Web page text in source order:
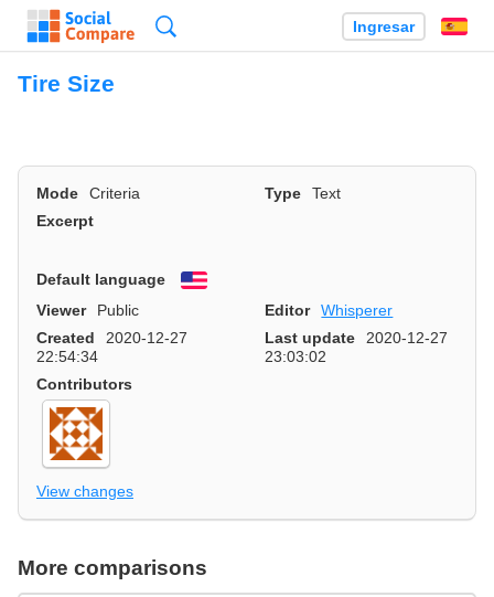
Ingresar
Tire Size
Mode Criteria Type
Text
Excerpt
Default language
English
Viewer
Public Editor
Whisperer
Created
2020-12-27
22:54:34
Last update
2020-12-27
23:03:02
Contributors
View changes
More comparisons